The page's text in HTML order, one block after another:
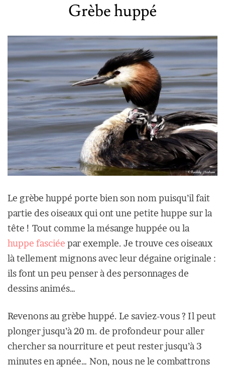
Grèbe huppé
Le grèbe huppé porte bien son nom puisqu’il fait
partie des oiseaux qui ont une petite huppe sur la
tête ! Tout comme la mésange huppée ou la
huppe fasciée par exemple. Je trouve ces oiseaux
là tellement mignons avec leur dégaine originale :
ils font un peu penser à des personnages de
dessins animés…
Revenons au grèbe huppé. Le saviez-vous ? Il peut
plonger jusqu’à 20 m. de profondeur pour aller
chercher sa nourriture et peut rester jusqu’à 3
minutes en apnée… Non, nous ne le combattrons